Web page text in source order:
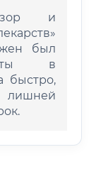
и
был
в
быстро,
лишней